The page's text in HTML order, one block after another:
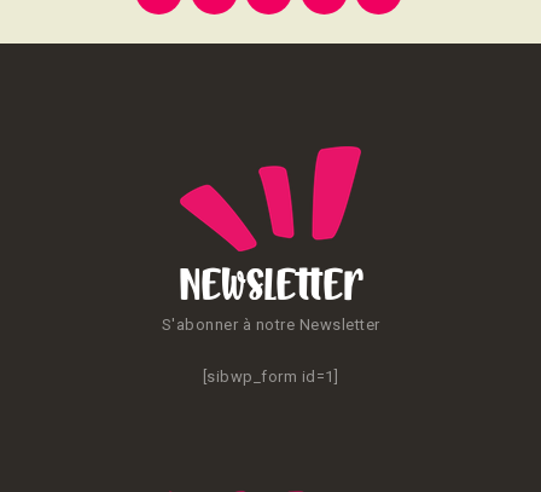
Newsletter
S'abonner à notre Newsletter
[sibwp_form id=1]